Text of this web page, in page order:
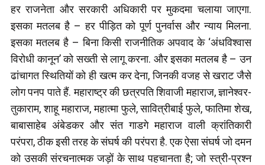
हर राजनेता और सरकारी अधिकारी पर मुकदमा चलाया जाएगा.
इसका मतलब है – हर पीड़ित को पूर्ण पुनर्वास और न्याय मिलना.
इसका मतलब है – बिना किसी राजनीतिक अपवाद के ‘अंधविश्वास
विरोधी कानून’ को सख्ती से लागू करना. और इसका मतलब है – उन
ढांचागत स्थितियों को ही खत्म कर देना, जिनकी वजह से खराट जैसे
लोग पनप पाते हैं. महाराष्ट्र की छत्रपति शिवाजी महाराज, ज्ञानेश्वर-
तुकाराम, शाहू महाराज, महात्मा फुले, सावित्रीबाई फुले, फातिमा शेख,
बाबासाहेब अंबेडकर और संत गाडगे महाराज वाली क्रांतिकारी
परंपरा, ठीक इसी तरह के संघर्ष की परंपरा है. एक ऐसा संघर्ष जो दमन
को उसकी संरचनात्मक जड़ों के साथ पहचानता है; जो स्त्री-प्रश्न